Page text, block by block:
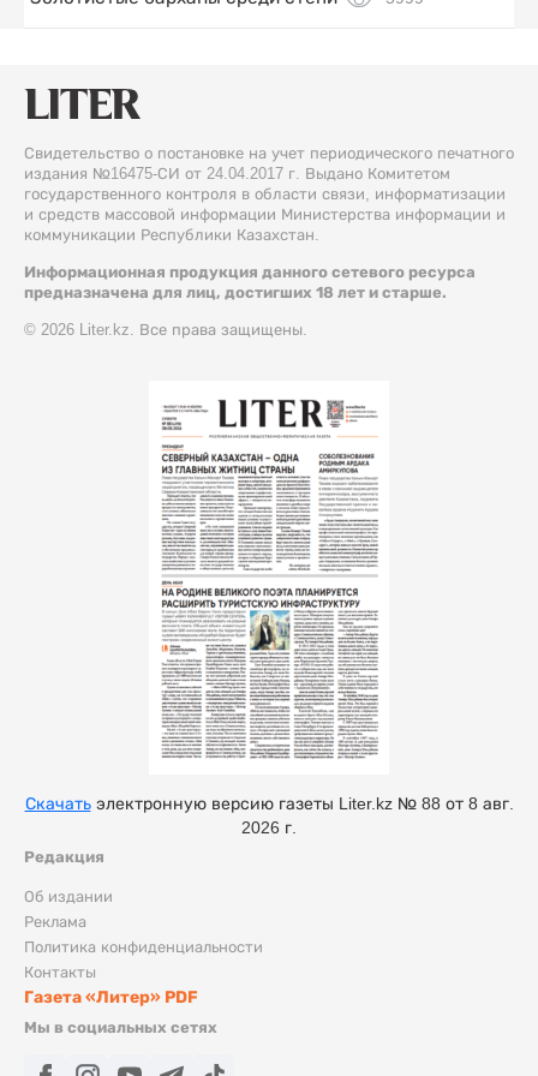
Свидетельство о постановке на учет периодического печатного
издания №16475-СИ от 24.04.2017 г. Выдано Комитетом
государственного контроля в области связи, информатизации
и средств массовой информации Министерства информации и
коммуникации Республики Казахстан.
Информационная продукция данного сетевого ресурса
предназначена для лиц, достигших 18 лет и старше.
© 2026 Liter.kz. Все права защищены.
Редакция
Об издании
Реклама
Политика конфиденциальности
Контакты
Газета «Литер» PDF
Мы в социальных сетях
Скачатьэлектронную версию газеты Liter.kz № 88 от 8 авг.
2026 г.